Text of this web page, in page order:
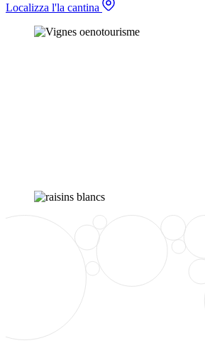
Localizza l'la cantina